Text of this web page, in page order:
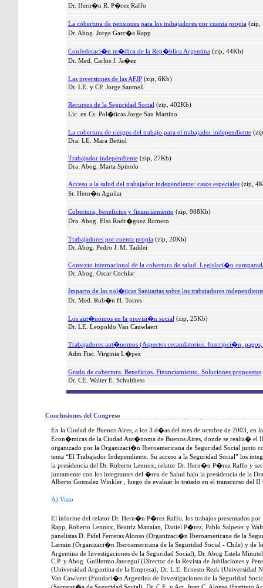
Dr. Hern�n R. P�rez Raffo
La cobertura de pensiones para los trabajadores por cuenta propia(zip,
Dr. Abog. Jorge Garc�a Rapp
Confederaci�n m�dica de la Rep�blica Argentina(zip, 44Kb)
Dr. Med. Carlos J. Ja�ez
Las inversiones de las AFJP(zip, 6Kb)
Dr. LE. y CP. Jorge Saumell
Recursos de la Seguridad Social (zip, 402Kb)
Lic. en Cs. Pol�ticas Jorge San Martino
La cobertura de riesgos del trabajo para el trabajador independiente
Dra. LE. Mara Bettiol
Trabajador independiente(zip, 27Kb)
Dra. Abog. Marta Spinolo
Acceso a la salud del trabajador independiente: casos especiales(zip,
Sr. Hern�n Aguilar
Cobertura, beneficios y financiamiento (zip, 988Kb)
Dra. Abog. Elsa Rodr�guez Romero
Trabajadores por cuenta propia(zip, 20Kb)
Dr. Abog. Pedro J. M. Taddei
Contexto internacional de la cobertura de salud. Legislaci�n
Dr. Abog. Oscar Cochlar
Impacto de las pol�ticas Sanitarias sobre los trabajadores
Dr. Med. Rub�n H. Torres
Los aut�nomos en la previsi�n social (zip, 25Kb)
Dr. LE. Leopoldo Van Cauwlaert
Trabajadores aut�nomos (Aspectos recaudatorios. Inscripci�n,
Adm Fisc. Virginia L�pez
Grado de cobertura. Beneficios. Financiamiento. Soluciones propuestas
Dr. CE. Walter E. Schulthess
Conclusiones del Congreso
En la Ciudad de Buenos Aires, a los 3 d�as del mes de octubre de 2003, en
Econ�micas de la Ciudad Aut�noma de Buenos Aires, donde se realiz� el
organizado por la Organizaci�n Iberoamericana de Seguridad Social junto
tema “El Trabajador Independiente. Su acceso a la Seguridad Social” los
la presidencia del Dr. Roberto Lennox, relator Dr. Hern�n P�rez Raffo y
juntamente con los integrantes del �rea de Salud bajo la presidencia de la
Alberto Gonzalez Winkler , luego de evaluar lo tratado en el transcurso del II
A) Visto
El informe del relator Dr. Hern�n P�rez Raffo, los trabajos presentados
Rapp, Roberto Lennox, Beatriz Manaian, Daniel P�rez, Pablo Salpeter y
panelistas D. Fidel Ferreras Alonso (Organizaci�n Iberoamericana de la
Larrain (Organizaci�n Iberoamericana de la Seguridad Social - Chile) y de
Argentina de Investigaciones de la Seguridad Social), Dr. Abog Estela
C.P. y Abog. Guillermo Jauregui (Director de la Revista de Jubilaciones y
(Universidad Argentina de la Empresa), Dr. L.E. Ernesto Rezk
Van Cawlaert (Fundaci�n Argentina de Investigaciones de la Seguridad